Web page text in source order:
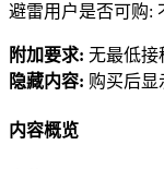
避雷用户是否可购:
附加要求: 无最低接
隐藏内容: 购买后显
内容概览